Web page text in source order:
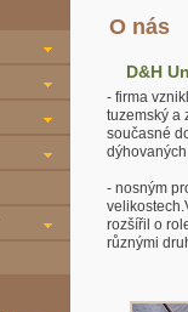
O nás
D&H
- firma
tuzemský a
současné
- nosným
rozšířil o
různými